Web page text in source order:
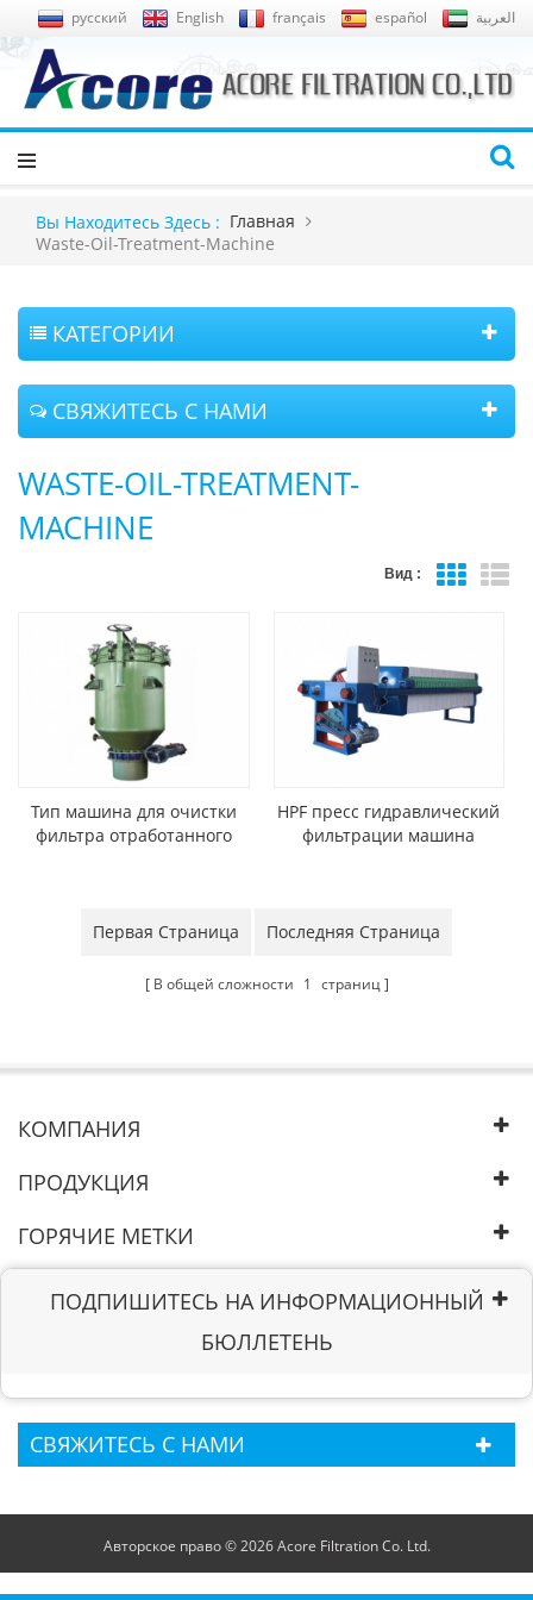
русский English français español العربية
Вы Находитесь Здесь : Главная
Waste-Oil-Treatment-Machine
КАТЕГОРИИ
СВЯЖИТЕСЬ С НАМИ
WASTE-OIL-TREATMENT-
MACHINE
Вид :
Тип машина для очистки
фильтра отработанного
HPF пресс гидравлический
фильтрации машина
Первая Страница Последняя Страница
В общей сложности 1 страниц
КОМПАНИЯ
ПРОДУКЦИЯ
ГОРЯЧИЕ МЕТКИ
ПОДПИШИТЕСЬ НА ИНФОРМАЦИОННЫЙ
БЮЛЛЕТЕНЬ
СВЯЖИТЕСЬ С НАМИ
Авторское право © 2026 Acore Filtration Co. Ltd.